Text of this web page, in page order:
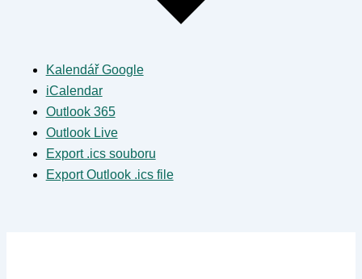
Kalendář Google
iCalendar
Outlook 365
Outlook Live
Export .ics souboru
Export Outlook .ics file